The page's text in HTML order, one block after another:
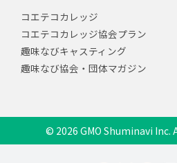
コエテコカレッジ
コエテコカレッジ協会プラン
趣味なびキャスティング
趣味なび協会・団体マガジン
© 2026 GMO Shuminavi Inc.